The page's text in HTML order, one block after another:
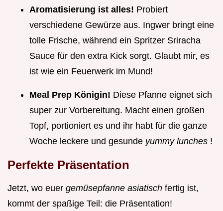
Aromatisierung ist alles! Probiert
verschiedene Gewürze aus. Ingwer bringt eine
tolle Frische, während ein Spritzer Sriracha
Sauce für den extra Kick sorgt. Glaubt mir, es
ist wie ein Feuerwerk im Mund!
Meal Prep Königin! Diese Pfanne eignet sich
super zur Vorbereitung. Macht einen großen
Topf, portioniert es und ihr habt für die ganze
Woche leckere und gesunde yummy lunches !
Perfekte Präsentation
Jetzt, wo euer gemüsepfanne asiatisch fertig ist,
kommt der spaßige Teil: die Präsentation!